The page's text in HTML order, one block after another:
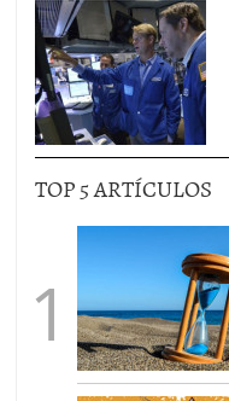
TOP 5 ARTÍCULOS